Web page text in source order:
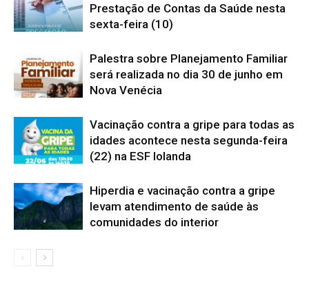
Prestação de Contas da Saúde nesta
sexta-feira (10)
Palestra sobre Planejamento Familiar
será realizada no dia 30 de junho em
Nova Venécia
Vacinação contra a gripe para todas as
idades acontece nesta segunda-feira
(22) na ESF Iolanda
Hiperdia e vacinação contra a gripe
levam atendimento de saúde às
comunidades do interior